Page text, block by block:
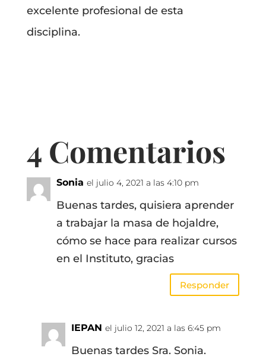
excelente profesional de esta
disciplina.
4 Comentarios
Sonia el julio 4, 2021 a las 4:10 pm
Buenas tardes, quisiera aprender
a trabajar la masa de hojaldre,
cómo se hace para realizar cursos
en el Instituto, gracias
Responder
IEPAN el julio 12, 2021 a las 6:45 pm
Buenas tardes Sra. Sonia.